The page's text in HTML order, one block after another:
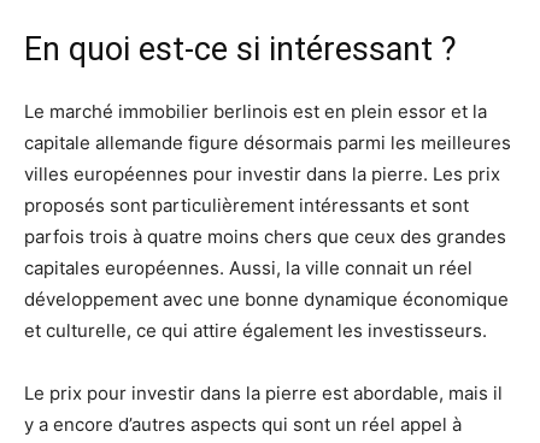
En quoi est-ce si intéressant ?
Le marché immobilier berlinois est en plein essor et la
capitale allemande figure désormais parmi les meilleures
villes européennes pour investir dans la pierre. Les prix
proposés sont particulièrement intéressants et sont
parfois trois à quatre moins chers que ceux des grandes
capitales européennes. Aussi, la ville connait un réel
développement avec une bonne dynamique économique
et culturelle, ce qui attire également les investisseurs.
Le prix pour investir dans la pierre est abordable, mais il
y a encore d’autres aspects qui sont un réel appel à